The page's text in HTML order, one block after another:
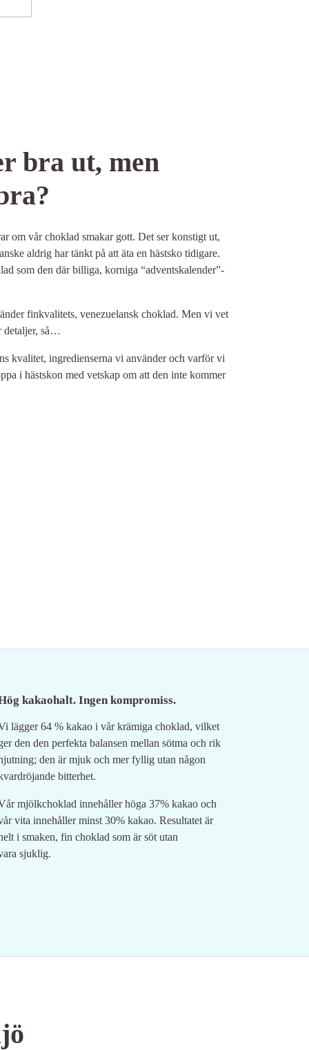
bra ut, men
om vår choklad smakar gott. Det ser konstigt ut,
aldrig har tänkt på att äta en hästsko tidigare.
som den där billiga, korniga “adventskalender”-
finkvalitets, venezuelansk choklad. Men vi vet
detaljer, så…
kvalitet, ingredienserna vi använder och varför vi
i hästskon med vetskap om att den inte kommer
kakaohalt. Ingen kompromiss.
lägger 64 % kakao i vår krämiga choklad, vilket
den den perfekta balansen mellan sötma och rik
den är mjuk och mer fyllig utan någon
bitterhet.
mjölkchoklad innehåller höga 37% kakao och
vita innehåller minst 30% kakao. Resultatet är
i smaken, fin choklad som är söt utan
sjuklig.